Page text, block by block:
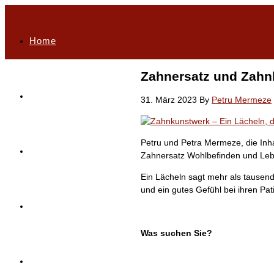
Home
Zahnersatz und
31. März 2023 By Petru Mermeze
Petru und Petra Mermeze, die
Zahnersatz Wohlbefinden und
Ein Lächeln sagt mehr als
und ein gutes Gefühl bei ihren
Was suchen Sie?